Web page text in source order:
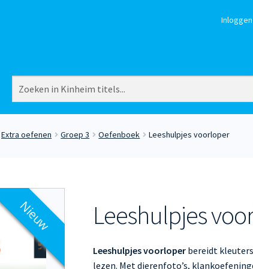
Inloggen
Extra oefenen Groep 3 Oefenboek Leeshulpjes voorloper
Nieuw Leeshulpjes
Leeshulpjes voorloperbereidt kleuters
lezen. Met dierenfoto’s,